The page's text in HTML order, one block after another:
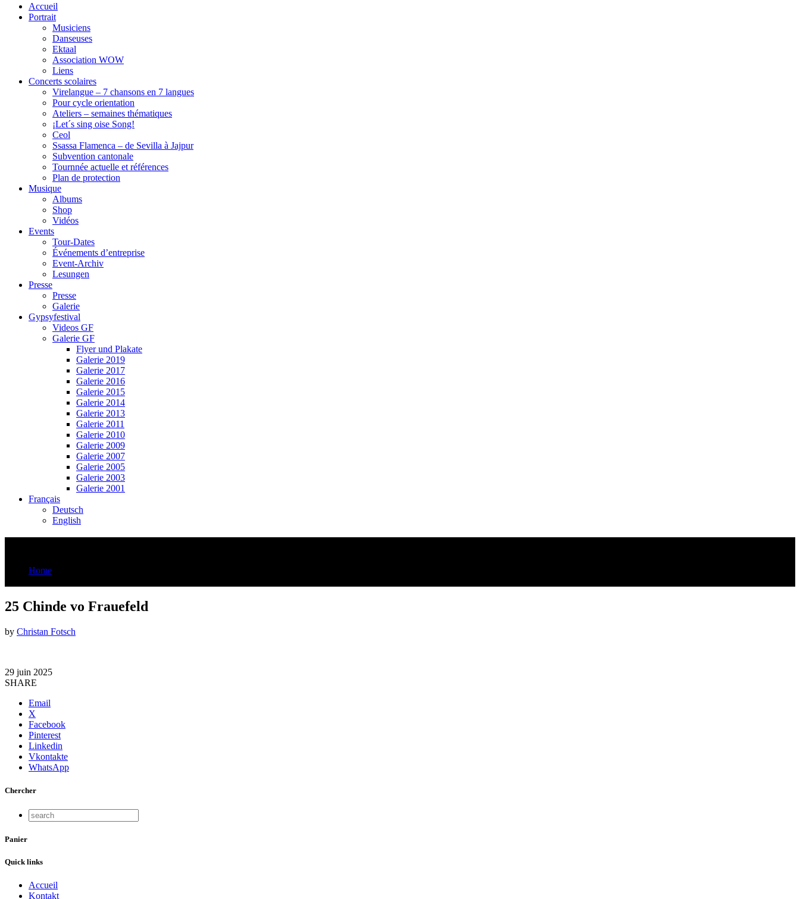
Accueil
Portrait
Musiciens
Danseuses
Ektaal
Association WOW
Liens
Concerts scolaires
Virelangue – 7 chansons en 7 langues
Pour cycle orientation
Ateliers – semaines thématiques
¡Let´s sing oise Song!
Ceol
Ssassa Flamenca – de Sevilla à Jajpur
Subvention cantonale
Tournnée actuelle et références
Plan de protection
Musique
Albums
Shop
Vidéos
Events
Tour-Dates
Événements d’entreprise
Event-Archiv
Lesungen
Presse
Presse
Galerie
Gypsyfestival
Videos GF
Galerie GF
Flyer und Plakate
Galerie 2019
Galerie 2017
Galerie 2016
Galerie 2015
Galerie 2014
Galerie 2013
Galerie 2011
Galerie 2010
Galerie 2009
Galerie 2007
Galerie 2005
Galerie 2003
Galerie 2001
Français
Deutsch
English
Home
25 Chinde vo Frauefeld
by Christan Fotsch
29 juin 2025
SHARE
Email
X
Facebook
Pinterest
Linkedin
Vkontakte
WhatsApp
Chercher
Panier
Quick links
Accueil
Kontakt